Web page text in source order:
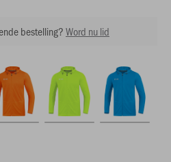
bestelling?Word nu lid